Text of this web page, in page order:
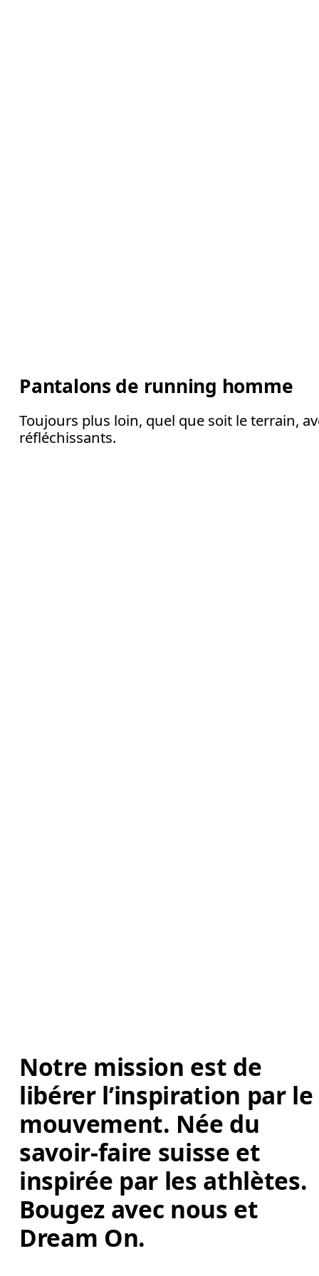
Pantalons de running homme
Toujours plus loin, quel que soit le terrain,
réfléchissants.
Notre mission est de
libérer l’inspiration par le
mouvement. Née du
savoir-faire suisse et
inspirée par les athlètes.
Bougez avec nous et
Dream On.